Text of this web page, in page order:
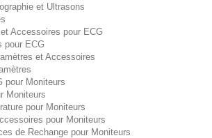
et Ultrasons
Accessoires pour ECG
pour ECG
et Accessoires
pour Moniteurs
Moniteurs
pour Moniteurs
pour Moniteurs
de Rechange pour Moniteurs